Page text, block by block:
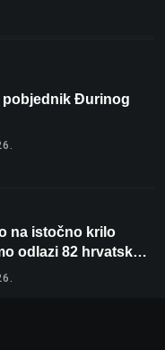
pobjednik Đurinog
na istočno krilo
odlazi 82 hrvatska